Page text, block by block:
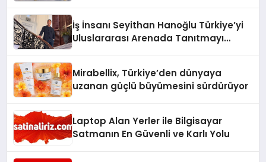
İş İnsanı Seyithan Hanoğlu Türkiye’yi
Uluslararası Arenada Tanıtmayı
Mirabellix, Türkiye’den dünyaya
uzanan güçlü büyümesini sürdürüyor
Laptop Alan Yerler ile Bilgisayar
Satmanın En Güvenli ve Karlı Yolu